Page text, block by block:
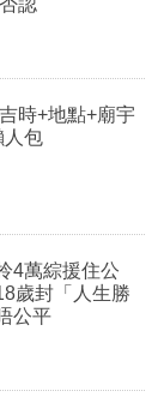
認
時+地點+廟宇
人包
4萬綜援住公
歲封「人生勝
公平